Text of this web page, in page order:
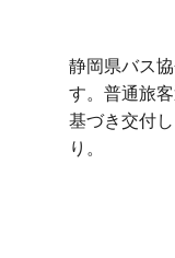
静岡県バス
す。普通旅
基づき交付
り。